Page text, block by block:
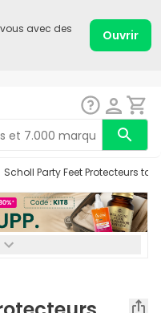
avec des
Ouvrir
Scholl Party Feet Protecteurs